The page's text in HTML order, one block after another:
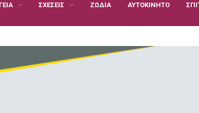
ΣΧΈΣΕΙΣ ΖΏΔΙΑ ΑΥΤΟΚΊΝΗΤΟ